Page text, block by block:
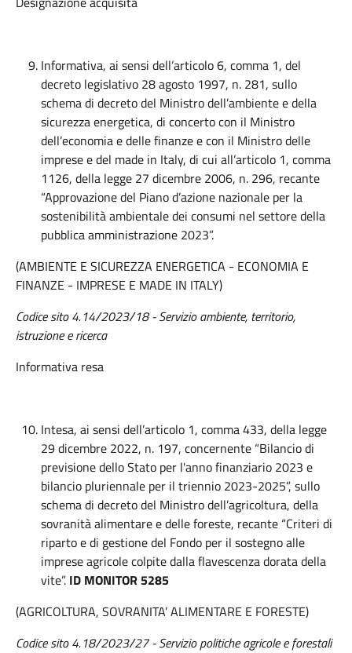
Informativa, ai sensi dell’articolo 6, comma 1, del
decreto legislativo 28 agosto 1997, n. 281, sullo
schema di decreto del Ministro dell’ambiente e della
sicurezza energetica, di concerto con il Ministro
dell’economia e delle finanze e con il Ministro delle
imprese e del made in Italy, di cui all’articolo 1, comma
1126, della legge 27 dicembre 2006, n. 296, recante
“Approvazione del Piano d’azione nazionale per la
sostenibilità ambientale dei consumi nel settore della
pubblica amministrazione 2023”.
(AMBIENTE E SICUREZZA ENERGETICA - ECONOMIA E
FINANZE - IMPRESE E MADE IN ITALY)
Codice sito 4.14/2023/18 - Servizio ambiente, territorio,
istruzione e ricerca
Informativa resa
Intesa, ai sensi dell’articolo 1, comma 433, della legge
29 dicembre 2022, n. 197, concernente “Bilancio di
previsione dello Stato per l'anno finanziario 2023 e
bilancio pluriennale per il triennio 2023-2025”, sullo
schema di decreto del Ministro dell’agricoltura, della
sovranità alimentare e delle foreste, recante “Criteri di
riparto e di gestione del Fondo per il sostegno alle
imprese agricole colpite dalla flavescenza dorata della
vite”. ID MONITOR 5285
(AGRICOLTURA, SOVRANITA’ ALIMENTARE E FORESTE)
Codice sito 4.18/2023/27 - Servizio politiche agricole e forestali